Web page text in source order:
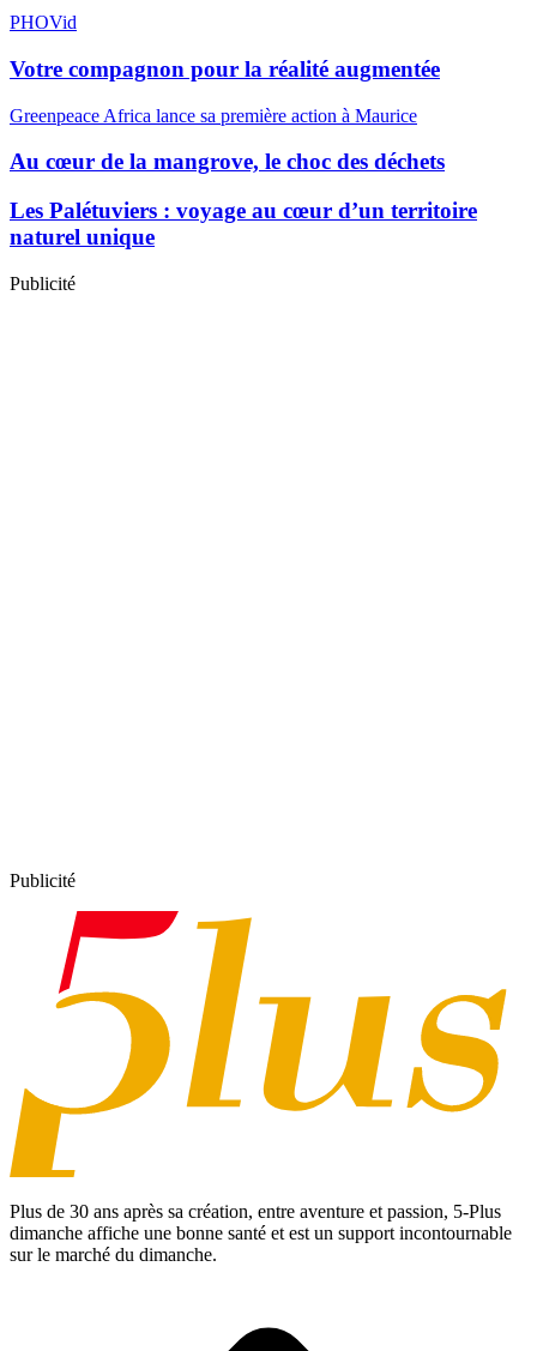
PHOVid
Votre compagnon pour la réalité augmentée
Greenpeace Africa lance sa première action à Maurice
Au cœur de la mangrove, le choc des déchets
Les Palétuviers : voyage au cœur d’un territoire
naturel unique
Publicité
Publicité
Plus de 30 ans après sa création, entre aventure et passion, 5-Plus
dimanche affiche une bonne santé et est un support incontournable
sur le marché du dimanche.